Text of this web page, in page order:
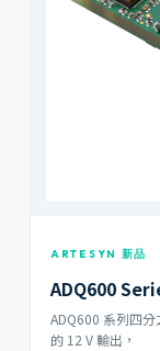
ARTESYN 新品
ADQ600
ADQ600 系列四
的 12 V 輸出，